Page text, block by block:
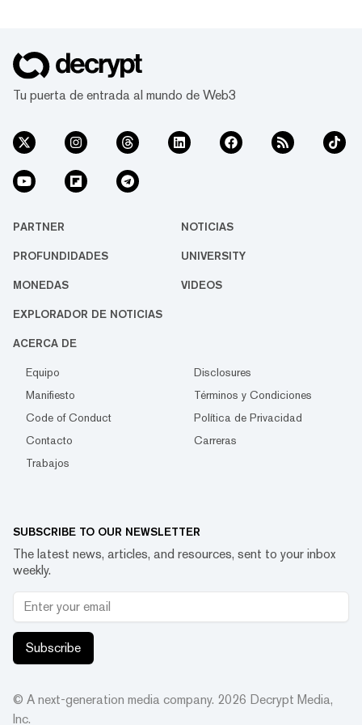
Tu puerta de entrada al mundo de Web3
PARTNER NOTICIAS
PROFUNDIDADES UNIVERSITY
MONEDAS VIDEOS
EXPLORADOR DE NOTICIAS
ACERCA DE
Equipo
Disclosures
Manifiesto
Términos y Condiciones
Code of Conduct
Política de Privacidad
Contacto
Carreras
Trabajos
SUBSCRIBE TO OUR NEWSLETTER
The latest news, articles, and resources, sent to your inbox
weekly.
Subscribe
© A next-generation media company. 2026 Decrypt Media,
Inc.